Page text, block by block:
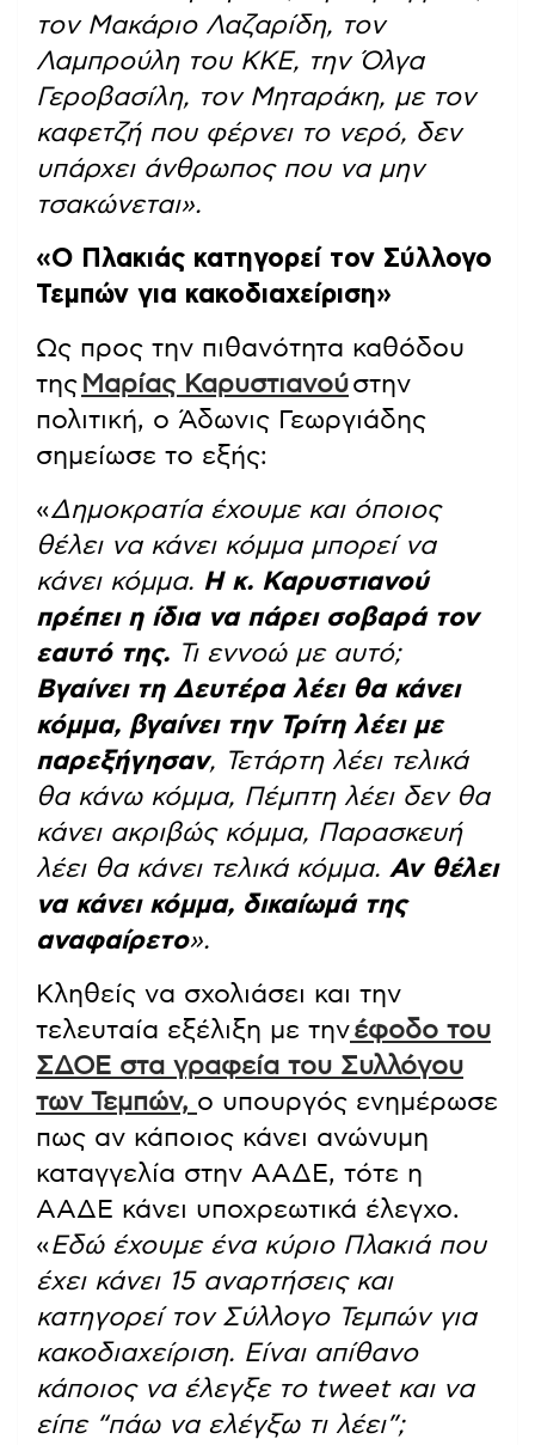
τον Μακάριο Λαζαρίδη, τον
Λαμπρούλη του ΚΚΕ, την Όλγα
Γεροβασίλη, τον Μηταράκη, με τον
καφετζή που φέρνει το νερό, δεν
υπάρχει άνθρωπος που να μην
τσακώνεται».
«Ο Πλακιάς κατηγορεί τον Σύλλογο
Τεμπών για κακοδιαχείριση»
Ως προς την πιθανότητα καθόδου
της Μαρίας Καρυστιανούστην
πολιτική, ο Άδωνις Γεωργιάδης
σημείωσε το εξής:
«Δημοκρατία έχουμε και όποιος
θέλει να κάνει κόμμα μπορεί να
κάνει κόμμα. Η κ. Καρυστιανού
πρέπει η ίδια να πάρει σοβαρά τον
εαυτό της. Τι εννοώ με αυτό;
Βγαίνει τη Δευτέρα λέει θα κάνει
κόμμα, βγαίνει την Τρίτη λέει με
παρεξήγησαν, Τετάρτη λέει τελικά
θα κάνω κόμμα, Πέμπτη λέει δεν θα
κάνει ακριβώς κόμμα, Παρασκευή
λέει θα κάνει τελικά κόμμα. Αν θέλει
να κάνει κόμμα, δικαίωμά της
αναφαίρετο».
Κληθείς να σχολιάσει και την
τελευταία εξέλιξη με τηνέφοδο του
ΣΔΟΕ στα γραφεία του Συλλόγου
των Τεμπών, ο υπουργός ενημέρωσε
πως αν κάποιος κάνει ανώνυμη
καταγγελία στην ΑΑΔΕ, τότε η
ΑΑΔΕ κάνει υποχρεωτικά έλεγχο.
«Εδώ έχουμε ένα κύριο Πλακιά που
έχει κάνει 15 αναρτήσεις και
κατηγορεί τον Σύλλογο Τεμπών για
κακοδιαχείριση. Είναι απίθανο
κάποιος να έλεγξε το tweet και να
είπε “πάω να ελέγξω τι λέει”;